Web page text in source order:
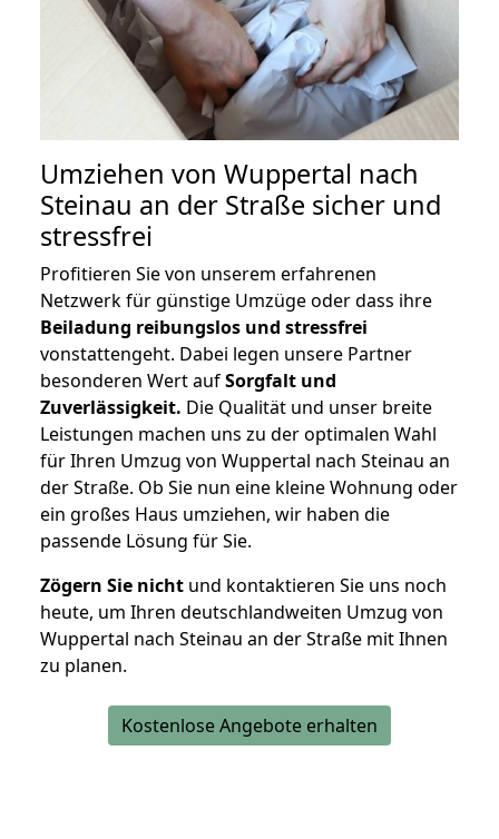
Umziehen von Wuppertal nach
Steinau an der Straße sicher und
stressfrei
Profitieren Sie von unserem erfahrenen
Netzwerk für günstige Umzüge oder dass ihre
Beiladung reibungslos und stressfrei
vonstattengeht. Dabei legen unsere Partner
besonderen Wert aufSorgfalt und
Zuverlässigkeit. Die Qualität und unser breite
Leistungen machen uns zu der optimalen Wahl
für Ihren Umzug von Wuppertal nach Steinau an
der Straße. Ob Sie nun eine kleine Wohnung oder
ein großes Haus umziehen, wir haben die
passende Lösung für Sie.
Zögern Sie nicht und kontaktieren Sie uns noch
heute, um Ihren deutschlandweiten Umzug von
Wuppertal nach Steinau an der Straße mit Ihnen
zu planen.
Kostenlose Angebote erhalten